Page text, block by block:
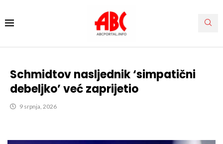
Schmidtov nasljednik ‘simpatični
debeljko’ već zaprijetio
9 srpnja, 2026